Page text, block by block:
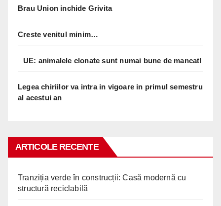
Brau Union inchide Grivita
Creste venitul minim…
UE: animalele clonate sunt numai bune de mancat!
Legea chiriilor va intra in vigoare in primul semestru
al acestui an
ARTICOLE RECENTE
Tranziția verde în construcții: Casă modernă cu
structură reciclabilă